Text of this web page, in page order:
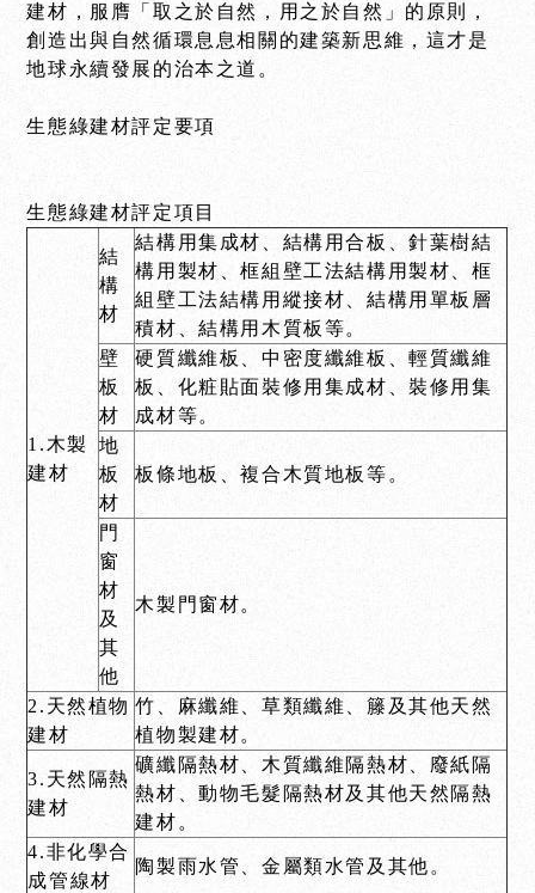
建材，服膺 「取之於自然，用之於自然」 的原則，
創造出與自然循環息息相關的建築新思維，這才是
地球永續發展的治本之道。
生態綠建材評定要項
生態綠建材評定項目
1.木製
建材
結
構
材
結構用集成材、結構用合板、針葉樹結
構用製材、框組壁工法結構用製材、框
組壁工法結構用縱接材、結構用單板層
積材、結構用木質板等。
壁
板
材
硬質纖維板、中密度纖維板、輕質纖維
板、化粧貼面裝修用集成材、裝修用集
成材等。
地
板
材
板條地板、複合木質地板等。
門
窗
材
及
其
他
木製門窗材。
2.天然植物
建材
竹、麻纖維、草類纖維、籐及其他天然
植物製建材。
3.天然隔熱
建材
礦纖隔熱材、木質纖維隔熱材、廢紙隔
熱材、動物毛髮隔熱材及其他天然隔熱
建材。
4.非化學合
成管線材
陶製雨水管、金屬類水管及其他。